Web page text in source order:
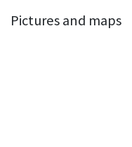
Pictures and maps